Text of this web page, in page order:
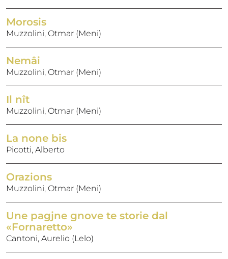
Morosis
Muzzolini, Otmar (Meni)
Nemâi
Muzzolini, Otmar (Meni)
Il nît
Muzzolini, Otmar (Meni)
La none bis
Picotti, Alberto
Orazions
Muzzolini, Otmar (Meni)
Une pagjne gnove te storie dal
«Fornaretto»
Cantoni, Aurelio (Lelo)